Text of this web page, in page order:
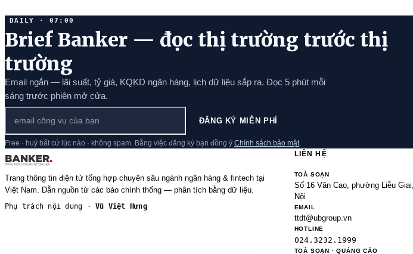
DAILY · 07:00
Brief Banker — đọc thị trường trước thị
trường
Email ngắn — lãi suất, tỷ giá, KQKD ngân hàng, lịch dữ liệu sắp ra. Đọc 5 phút mỗi
sáng trước phiên mở cửa.
ĐĂNG KÝ MIỄN PHÍ
Free · huỷ bất cứ lúc nào · không spam. Bằng việc đăng ký bạn đồng ý Chính sách bảo mật
Trang thông tin điện tử tổng hợp chuyên sâu ngành ngân hàng & fintech tại
Việt Nam. Dẫn nguồn từ các báo chính thống — phân tích bằng dữ liệu.
Phụ trách nội dung ·Vũ Việt Hưng
LIÊN HỆ
TOÀ SOẠN
Số 16 Văn Cao, phường Liễu
Nội
EMAIL
ttdt@ubgroup.vn
HOTLINE
024.3232.1999
TOÀ SOẠN · QUẢNG CÁO